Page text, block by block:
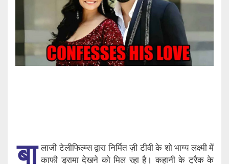
बा लाजी टेलीफिल्म्स द्वारा निर्मित ज़ी टीवी के शो भाग्य लक्ष्मी में
काफी ड्रामा देखने को मिल रहा है। कहानी के ट्रैक के